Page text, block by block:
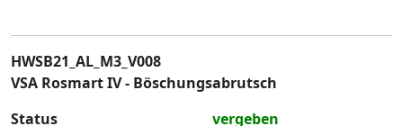
HWSB21_AL_M3_V008
VSA Rosmart IV - Böschungsabrutsch
Status
vergeben